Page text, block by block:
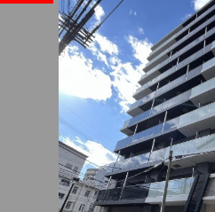
支店一覧
SEIWAの管理
お友達紹介特典
管理建物一覧